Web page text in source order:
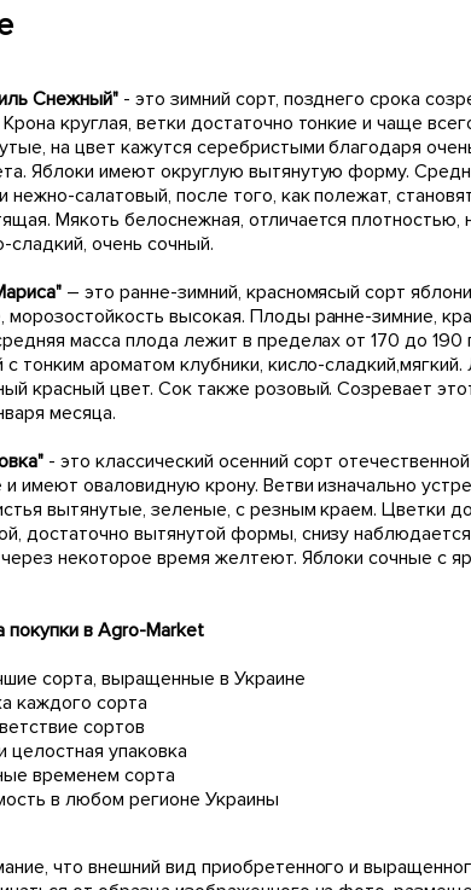
Снежный"- это зимний сорт, позднего срока
круглая, ветки достаточно тонкие и чаще
на цвет кажутся серебристыми благодаря
Яблоки имеют округлую вытянутую форму.
нежно-салатовый, после того, как полежат,
Мякоть белоснежная, отличается
сладкий, очень сочный.
– это ранне-зимний, красномясый сорт
морозостойкость высокая. Плоды ранне-зимние,
масса плода лежит в пределах от 170 до
с тонким ароматом клубники, кисло-
красный цвет. Сок также розовый. Созревает
месяца.
- это классический осенний сорт
имеют оваловидную крону. Ветви изначально
вытянутые, зеленые, с резным краем. Цветки
достаточно вытянутой формы, снизу
некоторое время желтеют. Яблоки сочные с
в Agro-Market
сорта, выращенные в Украине
каждого сорта
сортов
целостная упаковка
временем сорта
в любом регионе Украины
что внешний вид приобретенного и